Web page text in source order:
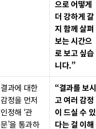
으로 어떻게
더 강하게 갈
지 함께 살펴
보는 시간으
로 보고 싶습
니다.”
결과에 대한
감정을 먼저
인정해 ‘관
문’을 통과하
“결과를 보시
고 여러 감정
이 드실 수 있
다는 걸 이해